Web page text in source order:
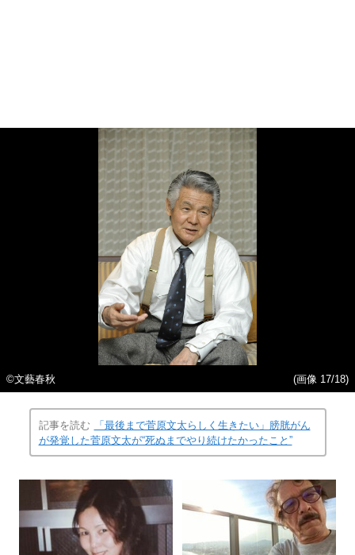
©文藝春秋 (画像 17/18)
記事を読む
「最後まで菅原文太らしく生きたい」膀胱がん
が発覚した菅原文太が“死ぬまでやり続けたかったこと”